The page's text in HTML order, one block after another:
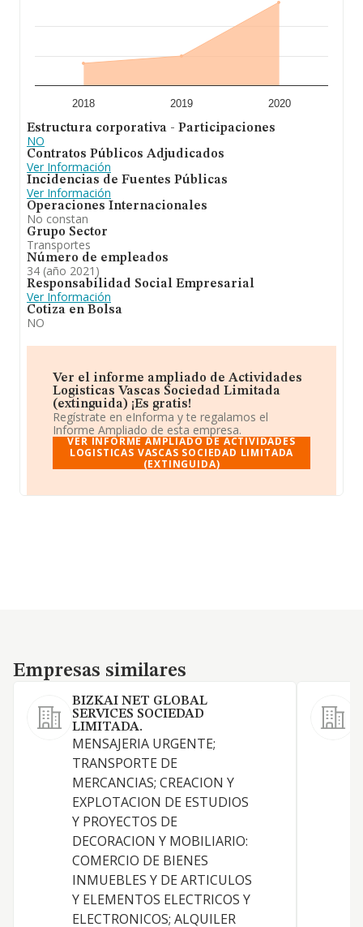
2018 2019 2020
Estructura corporativa - Participaciones
NO
Contratos Públicos Adjudicados
Ver Información
Incidencias de Fuentes Públicas
Ver Información
Operaciones Internacionales
No constan
Grupo Sector
Transportes
Número de empleados
34 (año 2021)
Responsabilidad Social Empresarial
Ver Información
Cotiza en Bolsa
NO
Ver el informe ampliado de Actividades
Logisticas Vascas Sociedad Limitada
(extinguida) ¡Es gratis!
Regístrate en eInforma y te regalamos el
Informe Ampliado de esta empresa.
VER INFORME AMPLIADO DE ACTIVIDADES
LOGISTICAS VASCAS SOCIEDAD LIMITADA
(EXTINGUIDA)
Empresas similares
Empresas similares
BIZKAI NET GLOBAL
SERVICES SOCIEDAD
LIMITADA.
MENSAJERIA URGENTE;
TRANSPORTE DE
MERCANCIAS; CREACION Y
EXPLOTACION DE ESTUDIOS
Y PROYECTOS DE
DECORACION Y MOBILIARIO:
COMERCIO DE BIENES
INMUEBLES Y DE ARTICULOS
Y ELEMENTOS ELECTRICOS Y
ELECTRONICOS; ALQUILER